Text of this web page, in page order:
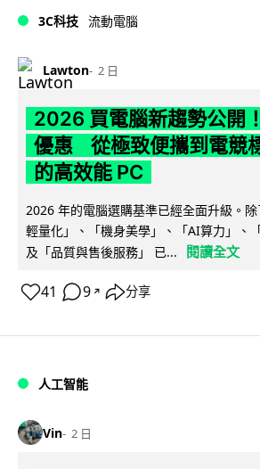
3C科技 流動電腦
Lawton 2 日
2026 買電腦新趨勢公開
優惠 從極致便攜到電競
的高效能 PC
2026 年的電腦選購基準已經全面升級。
輕量化」、「機身美學」、「AI算力」、
及「品質與售後服務」 已...
閱讀全文
41 9 ↗ 分享
人工智能
Vin 2 日